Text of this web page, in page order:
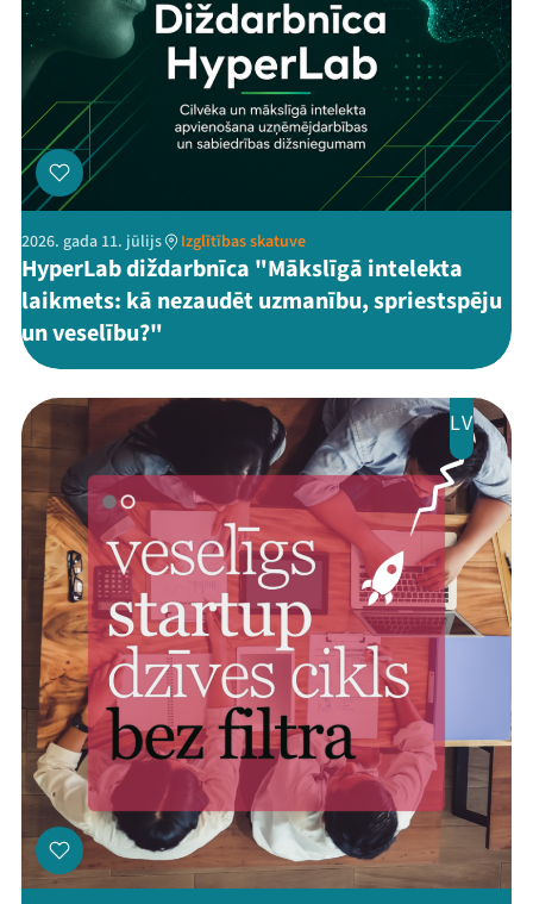
2026. gada 11. jūlijs Izglītības skatuve
HyperLab diždarbnīca "Mākslīgā intelekta
laikmets: kā nezaudēt uzmanību, spriestspēju
un veselību?"
LV